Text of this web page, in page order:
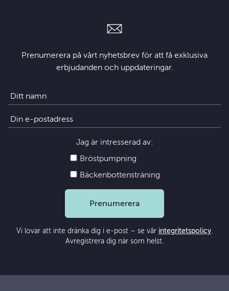
Prenumerera på vårt nyhetsbrev för att få exklusiva
erbjudanden och uppdateringar.
Jag är intresserad av:
Bröstpumpning
Bäckenbottensträning
Prenumerera
Vi lovar att inte dränka dig i e-post – se vår integritetspolicy.
Avregistrera dig när som helst.